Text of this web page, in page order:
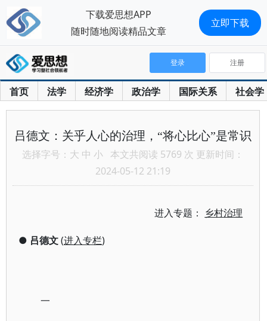
首页 法学 经济学 政治学 国际关系 社会学
登录 注册
吕德文：关乎人心的治理，“将心比心”是常识
选择字号： 大 中 小 本文共阅读 5769 次 更新时间：
2024-05-12 21:19
进入专题： 乡村治理
● 吕德文(进入专栏)
一
下载爱思想APP
随时随地阅读精品文章
立即下载